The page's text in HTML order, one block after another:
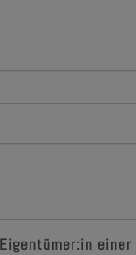
Eigentümer:in